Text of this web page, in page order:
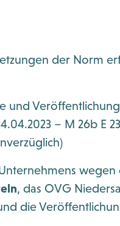
der Norm
und
– M 26b E
wegen
, das OVG
die